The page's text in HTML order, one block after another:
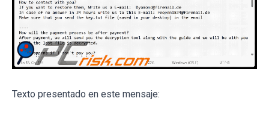
Texto presentado en este mensaje: